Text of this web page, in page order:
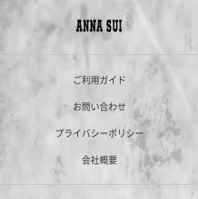
ご利用ガイド
お問い合わせ
プライバシーポリシー
会社概要